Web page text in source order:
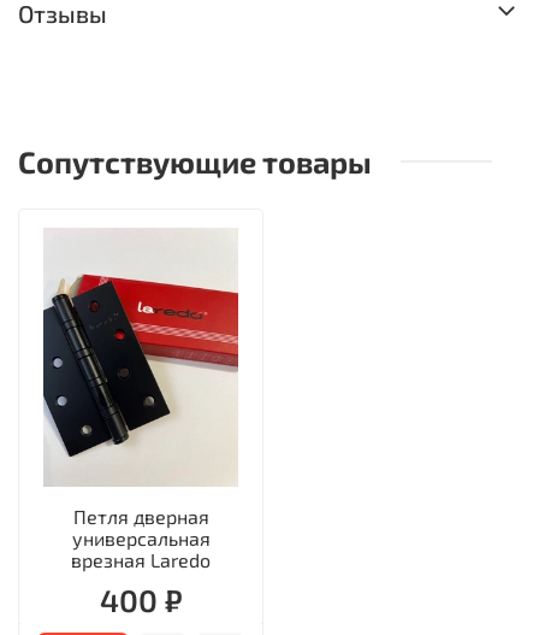
Отзывы
Сопутствующие товары
Петля дверная
универсальная
врезная Laredo
400 ₽